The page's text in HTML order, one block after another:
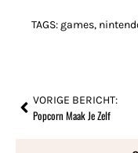
TAGS: games,
VORIGE BERICHT:
Popcorn Maak Je Zelf